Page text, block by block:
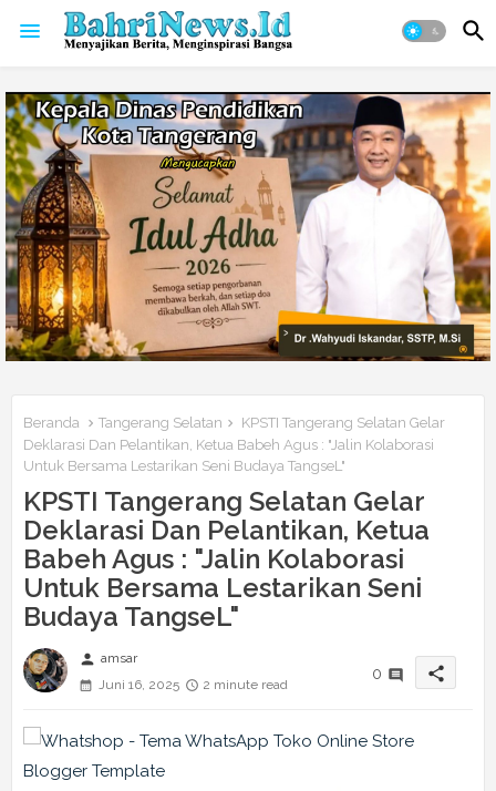
Beranda Tangerang Selatan
KPSTI Tangerang Selatan Gelar
Deklarasi Dan Pelantikan, Ketua Babeh Agus : "Jalin Kolaborasi
Untuk Bersama Lestarikan Seni Budaya TangseL"
KPSTI Tangerang Selatan Gelar
Deklarasi Dan Pelantikan, Ketua
Babeh Agus : "Jalin Kolaborasi
Untuk Bersama Lestarikan Seni
Budaya TangseL"
person amsar
Juni 16, 2025
2 minute read
0 share